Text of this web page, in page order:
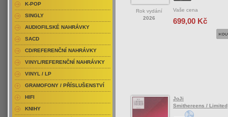
Rok vydání
2026
Vaše cena
699,00 Kč
JoJi
Smithereens / Limited
K-POP
SINGLY
AUDIOFILSKÉ NAHRÁVKY
SACD
CD/REFERENČNÍ NAHRÁVKY
VINYL/REFERENČNÍ NAHRÁVKY
VINYL / LP
GRAMOFONY / PŘÍSLUŠENSTVÍ
HIFI
KNIHY